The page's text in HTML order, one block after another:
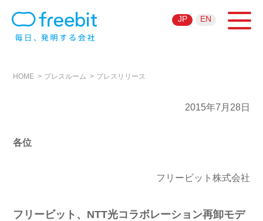
JP EN
HOME プレスルーム プレスリリース
2015年7月28日
各位
フリービット株式会社
フリービット、NTT光コラボレーション再卸モデ